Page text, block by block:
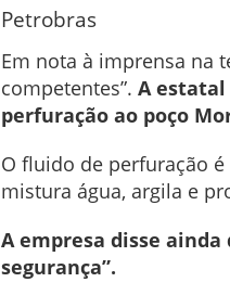
Petrobras
Em nota à imprensa na
competentes”. A estatal
perfuração ao poço
O fluido de perfuração
mistura água, argila e
A empresa disse
segurança”.